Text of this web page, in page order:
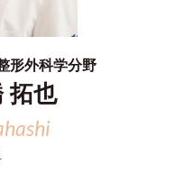
形外科学分野
拓也